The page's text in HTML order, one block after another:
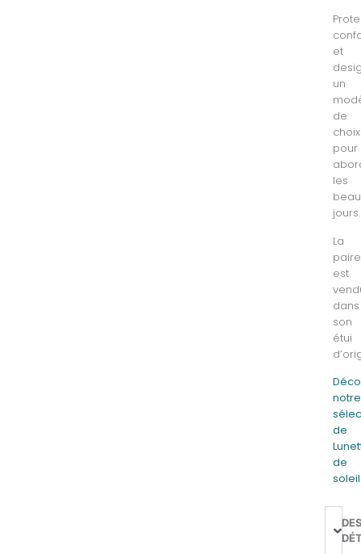
et
un
de
choix
pour
les
jours.
La
paire
est
dans
son
étui
notre
de
de
soleil